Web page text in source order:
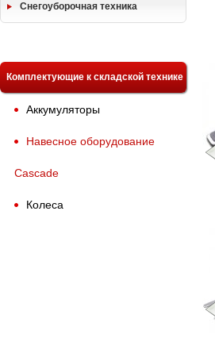
Снегоуборочная техника
Комплектующие к складской технике
Аккумуляторы
Навесное оборудование
Cascade
Колеса